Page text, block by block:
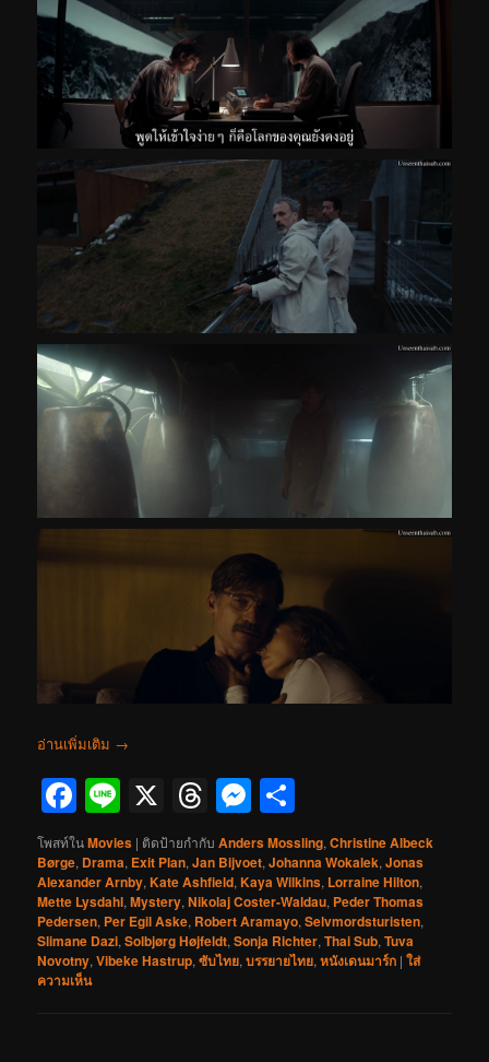
อ่านเพิ่มเติม →
Facebook
Line
X Threads
Messenger
โพสท์ในMovies | ติดป้ายกำกับ Anders Mossling,Christine Albeck
Børge, Drama, Exit Plan,Jan Bijvoet,Johanna Wokalek,Jonas
Alexander Arnby,Kate Ashfield,Kaya Wilkins, Lorraine Hilton,
Mette Lysdahl,Mystery,Nikolaj Coster-Waldau, Peder Thomas
Pedersen, Per Egil Aske, Robert Aramayo,Selvmordsturisten,
Slimane Dazi,Solbjørg Højfeldt,Sonja Richter,Thai Sub,Tuva
Novotny,Vibeke Hastrup,ซับไทย,บรรยายไทย,หนังเดนมาร์ก |ใส่
ความเห็น